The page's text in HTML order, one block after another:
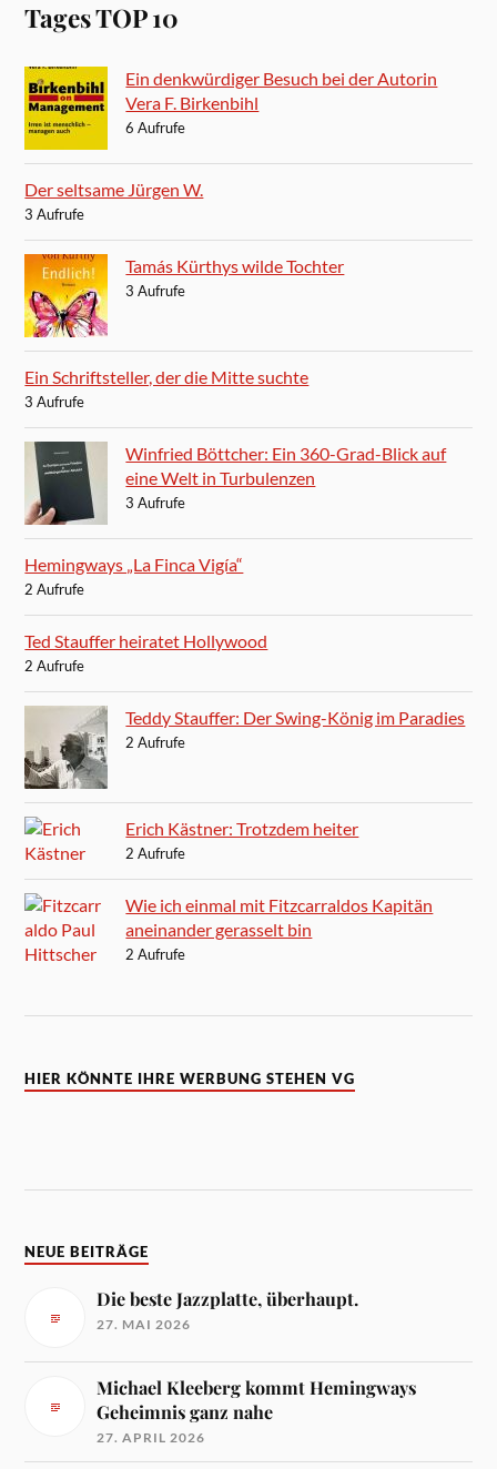
Tages TOP 10
Ein denkwürdiger Besuch bei der Autorin
Vera F. Birkenbihl
6 Aufrufe
Der seltsame Jürgen W.
3 Aufrufe
Tamás Kürthys wilde Tochter
3 Aufrufe
Ein Schriftsteller, der die Mitte suchte
3 Aufrufe
Winfried Böttcher: Ein 360-Grad-Blick auf
eine Welt in Turbulenzen
3 Aufrufe
Hemingways „La Finca Vigía“
2 Aufrufe
Ted Stauffer heiratet Hollywood
2 Aufrufe
Teddy Stauffer: Der Swing-König im Paradies
2 Aufrufe
Erich Kästner: Trotzdem heiter
2 Aufrufe
Wie ich einmal mit Fitzcarraldos Kapitän
aneinander gerasselt bin
2 Aufrufe
HIER KÖNNTE IHRE WERBUNG STEHEN VG
NEUE BEITRÄGE
Die beste Jazzplatte, überhaupt.
27. MAI 2026
Michael Kleeberg kommt Hemingways
Geheimnis ganz nahe
27. APRIL 2026